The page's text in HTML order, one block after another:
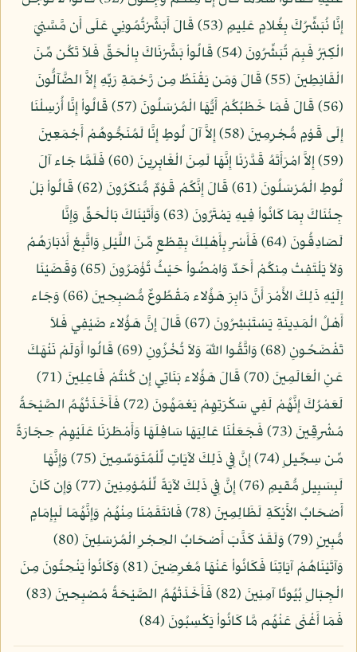
إِنَّا نُبَشِّرُكَ بِغُلامٍ عَلِيمٍ (53) قَالَ أَبَشَّرْتُمُونِي عَلَى أَن مَّسَّنِيَ
الْكِبَرُ فَبِمَ تُبَشِّرُونَ (54) قَالُواْ بَشَّرْنَاكَ بِالْحَقِّ فَلاَ تَكُن مِّنَ
الْقَانِطِينَ (55) قَالَ وَمَن يَقْنَطُ مِن رَّحْمَةِ رَبِّهِ إِلاَّ الضَّآلُّونَ
(56) قَالَ فَمَا خَطْبُكُمْ أَيُّهَا الْمُرْسَلُونَ (57) قَالُواْ إِنَّا أُرْسِلْنَا
إِلَى قَوْمٍ مُّجْرِمِينَ (58) إِلاَّ آلَ لُوطٍ إِنَّا لَمُنَجُّوهُمْ أَجْمَعِينَ
(59) إِلاَّ امْرَأَتَهُ قَدَّرْنَا إِنَّهَا لَمِنَ الْغَابِرِينَ (60) فَلَمَّا جَاء آلَ
لُوطٍ الْمُرْسَلُونَ (61) قَالَ إِنَّكُمْ قَوْمٌ مُّنكَرُونَ (62) قَالُواْ بَلْ
جِئْنَاكَ بِمَا كَانُواْ فِيهِ يَمْتَرُونَ (63) وَأَتَيْنَاكَ بَالْحَقِّ وَإِنَّا
لَصَادِقُونَ (64) فَأَسْرِ بِأَهْلِكَ بِقِطْعٍ مِّنَ اللَّيْلِ وَاتَّبِعْ أَدْبَارَهُمْ
وَلاَ يَلْتَفِتْ مِنكُمْ أَحَدٌ وَامْضُواْ حَيْثُ تُؤْمَرُونَ (65) وَقَضَيْنَا
إِلَيْهِ ذَلِكَ الأَمْرَ أَنَّ دَابِرَ هَؤُلاء مَقْطُوعٌ مُّصْبِحِينَ (66) وَجَاء
أَهْلُ الْمَدِينَةِ يَسْتَبْشِرُونَ (67) قَالَ إِنَّ هَؤُلاء ضَيْفِي فَلاَ
تَفْضَحُونِ (68) وَاتَّقُوا اللّهَ وَلاَ تُخْزُونِ (69) قَالُوا أَوَلَمْ نَنْهَكَ
عَنِ الْعَالَمِينَ (70) قَالَ هَؤُلاء بَنَاتِي إِن كُنتُمْ فَاعِلِينَ (71)
لَعَمْرُكَ إِنَّهُمْ لَفِي سَكْرَتِهِمْ يَعْمَهُونَ (72) فَأَخَذَتْهُمُ الصَّيْحَةُ
مُشْرِقِينَ (73) فَجَعَلْنَا عَالِيَهَا سَافِلَهَا وَأَمْطَرْنَا عَلَيْهِمْ حِجَارَةً
مِّن سِجِّيلٍ (74) إِنَّ فِي ذَلِكَ لآيَاتٍ لِّلْمُتَوَسِّمِينَ (75) وَإِنَّهَا
لَبِسَبِيلٍ مُّقيمٍ (76) إِنَّ فِي ذَلِكَ لآيَةً لِّلْمُؤمِنِينَ (77) وَإِن كَانَ
أَصْحَابُ الأَيْكَةِ لَظَالِمِينَ (78) فَانتَقَمْنَا مِنْهُمْ وَإِنَّهُمَا لَبِإِمَامٍ
مُّبِينٍ (79) وَلَقَدْ كَذَّبَ أَصْحَابُ الحِجْرِ الْمُرْسَلِينَ (80)
وَآتَيْنَاهُمْ آيَاتِنَا فَكَانُواْ عَنْهَا مُعْرِضِينَ (81) وَكَانُواْ يَنْحِتُونَ مِنَ
الْجِبَالِ بُيُوتًا آمِنِينَ (82) فَأَخَذَتْهُمُ الصَّيْحَةُ مُصْبِحِينَ (83)
فَمَا أَغْنَى عَنْهُم مَّا كَانُواْ يَكْسِبُونَ (84)